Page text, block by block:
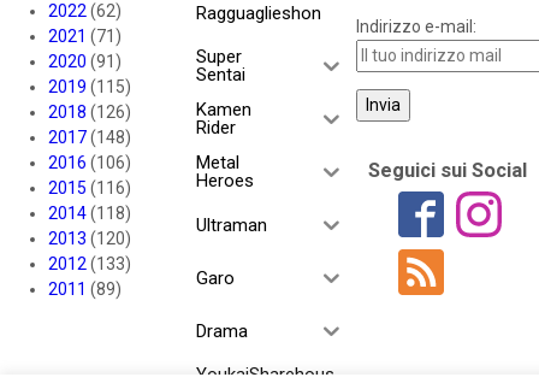
2022(62)
2021 (71)
2020 (91)
2019 (115)
2018 (126)
2017(148)
2016 (106)
2015 (116)
2014(118)
2013 (120)
2012(133)
2011 (89)
Ragguaglieshon
Super
Sentai
Kamen
Rider
Metal
Heroes
Ultraman
Garo
Drama
YoukaiSharehous
Indirizzo e-mail:
Seguici sui Social